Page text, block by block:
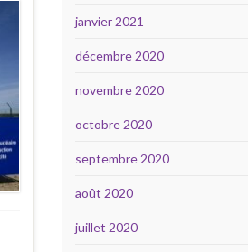
janvier 2021
décembre 2020
novembre 2020
octobre 2020
septembre 2020
août 2020
juillet 2020